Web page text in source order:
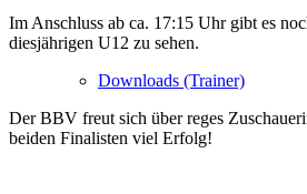
Downloads (Trainer)
Im Anschluss ab ca. 17:15 Uhr gibt es
diesjährigen U12 zu sehen.
Der BBV freut sich über reges
beiden Finalisten viel Erfolg!